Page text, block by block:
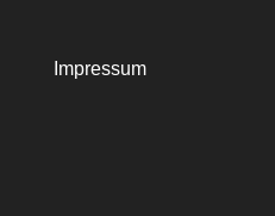
Impressum